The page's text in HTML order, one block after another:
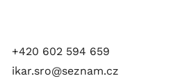
+420 602 594 659
ikar.sro@seznam.cz